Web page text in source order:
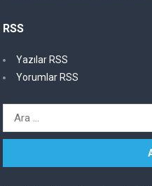
RSS
Yazılar RSS
Yorumlar RSS
Arama: